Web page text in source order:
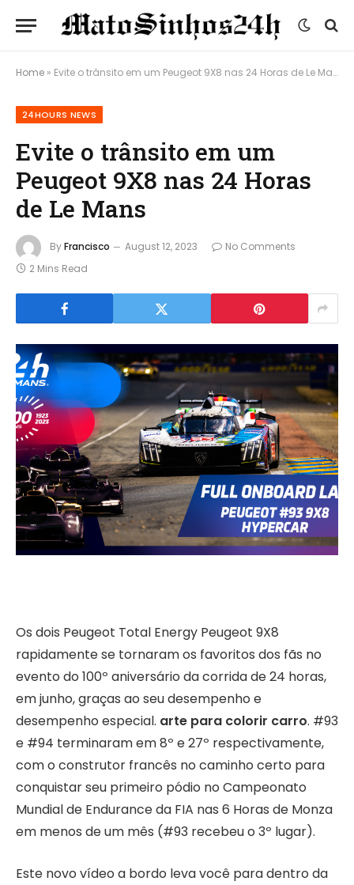
Home » Evite o trânsito em um Peugeot 9X8 nas 24 Horas de Le Mans
24HOURS NEWS
Evite o trânsito em um
Peugeot 9X8 nas 24 Horas
de Le Mans
ByFrancisco August 12, 2023
No Comments
2 Mins Read
Os dois Peugeot Total Energy Peugeot 9X8
rapidamente se tornaram os favoritos dos fãs no
evento do 100º aniversário da corrida de 24 horas,
em junho, graças ao seu desempenho e
desempenho especial. arte para colorir carro. #93
e #94 terminaram em 8º e 27º respectivamente,
com o construtor francês no caminho certo para
conquistar seu primeiro pódio no Campeonato
Mundial de Endurance da FIA nas 6 Horas de Monza
em menos de um mês (#93 recebeu o 3º lugar).
Este novo vídeo a bordo leva você para dentro da